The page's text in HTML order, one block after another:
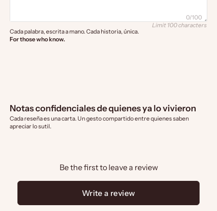
0/100
Limit 100 characters
Cada palabra, escrita a mano. Cada historia, única.
For those who know.
Notas confidenciales de quienes ya lo vivieron
Cada reseña es una carta. Un gesto compartido entre quienes saben
apreciar lo sutil.
Be the first to leave a review
Write a review